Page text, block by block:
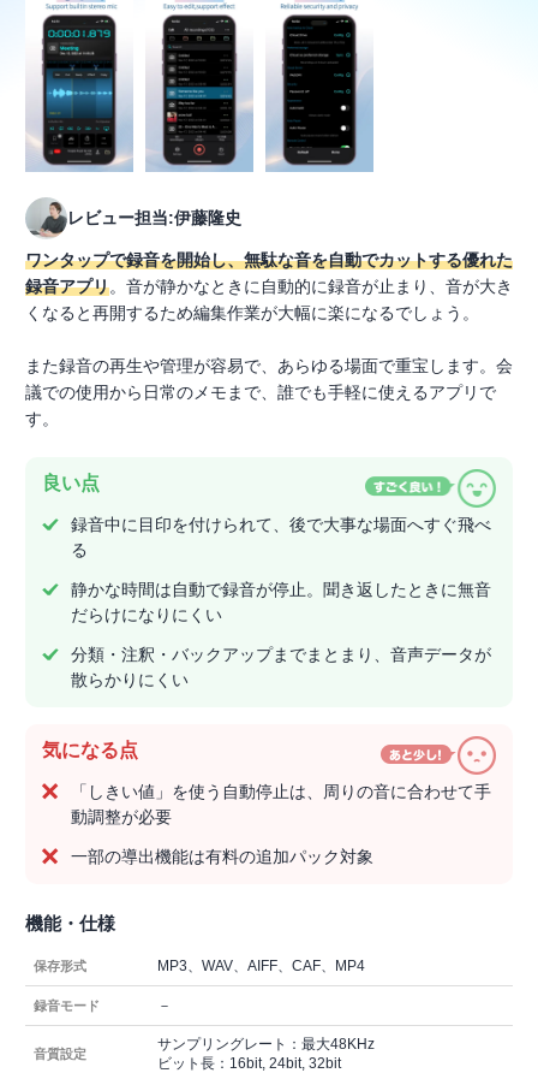
レビュー担当:伊藤隆史
ワンタップで録音を開始し、無駄な音を自動でカットする優れた
録音アプリ。音が静かなときに自動的に録音が止まり、音が大き
くなると再開するため編集作業が大幅に楽になるでしょう。
また録音の再生や管理が容易で、あらゆる場面で重宝します。会
議での使用から日常のメモまで、誰でも手軽に使えるアプリで
す。
良い点
録音中に目印を付けられて、後で大事な場面へすぐ飛べ
る
静かな時間は自動で録音が停止。聞き返したときに無音
だらけになりにくい
分類・注釈・バックアップまでまとまり、音声データが
散らかりにくい
気になる点
「しきい値」を使う自動停止は、周りの音に合わせて手
動調整が必要
一部の導出機能は有料の追加パック対象
機能・仕様
保存形式 MP3、WAV、AIFF、CAF、MP4
録音モード －
音質設定
サンプリングレート：最大48KHz
ビット長：16bit, 24bit, 32bit